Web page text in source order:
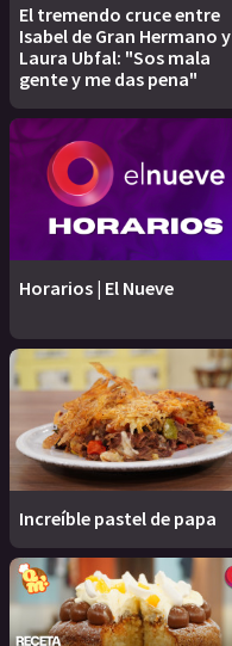
El tremendo cruce entre
Isabel de Gran Hermano y
Laura Ubfal: "Sos mala
gente y me das pena"
Horarios | El Nueve
Increíble pastel de papa